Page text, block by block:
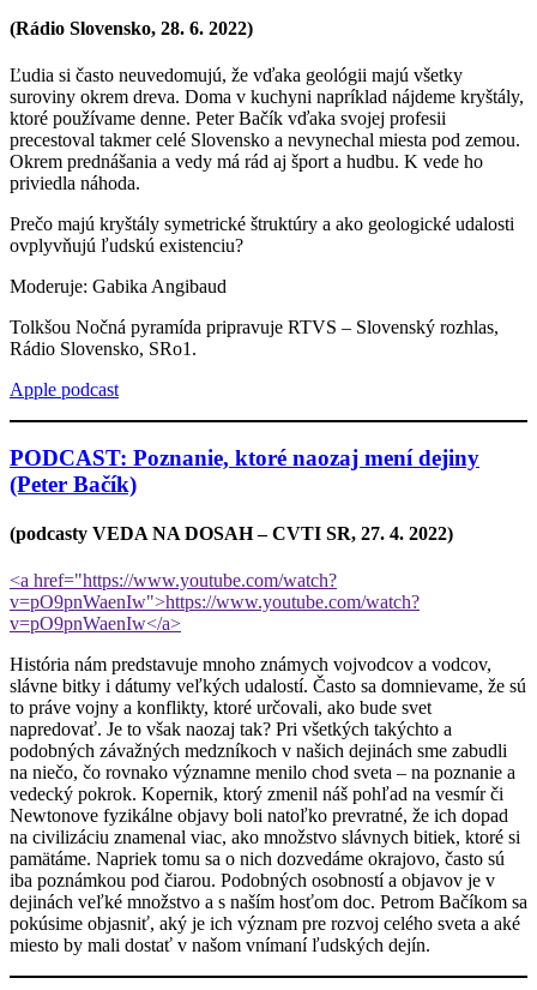
(Rádio Slovensko, 28. 6. 2022)
Ľudia si často neuvedomujú, že vďaka geológii majú všetky
suroviny okrem dreva. Doma v kuchyni napríklad nájdeme kryštály,
ktoré používame denne. Peter Bačík vďaka svojej profesii
precestoval takmer celé Slovensko a nevynechal miesta pod zemou.
Okrem prednášania a vedy má rád aj šport a hudbu. K vede ho
priviedla náhoda.
Prečo majú kryštály symetrické štruktúry a ako geologické udalosti
ovplyvňujú ľudskú existenciu?
Moderuje: Gabika Angibaud
Tolkšou Nočná pyramída pripravuje RTVS – Slovenský rozhlas,
Rádio Slovensko, SRo1.
Apple podcast
PODCAST: Poznanie, ktoré naozaj mení dejiny
(Peter Bačík)
(podcasty VEDA NA DOSAH – CVTI SR, 27. 4. 2022)
<a href="https://www.youtube.com/watch?
v=pO9pnWaenIw">https://www.youtube.com/watch?
v=pO9pnWaenIw</a>
História nám predstavuje mnoho známych vojvodcov a vodcov,
slávne bitky i dátumy veľkých udalostí. Často sa domnievame, že sú
to práve vojny a konflikty, ktoré určovali, ako bude svet
napredovať. Je to však naozaj tak? Pri všetkých takýchto a
podobných závažných medzníkoch v našich dejinách sme zabudli
na niečo, čo rovnako významne menilo chod sveta – na poznanie a
vedecký pokrok. Kopernik, ktorý zmenil náš pohľad na vesmír či
Newtonove fyzikálne objavy boli natoľko prevratné, že ich dopad
na civilizáciu znamenal viac, ako množstvo slávnych bitiek, ktoré si
pamätáme. Napriek tomu sa o nich dozvedáme okrajovo, často sú
iba poznámkou pod čiarou. Podobných osobností a objavov je v
dejinách veľké množstvo a s naším hosťom doc. Petrom Bačíkom sa
pokúsime objasniť, aký je ich význam pre rozvoj celého sveta a aké
miesto by mali dostať v našom vnímaní ľudských dejín.